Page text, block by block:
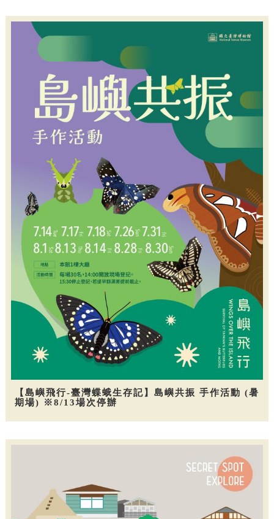
【島嶼飛行-臺灣蝶蛾生存記】島嶼共振 手作活動 (暑
期場) ※8/13場次停辦